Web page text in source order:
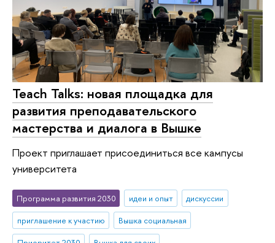
Teach Talks: новая площадка для
развития преподавательского
мастерства и диалога в Вышке
Проект приглашает присоединиться все кампусы
университета
Программа развития 2030 идеи и опыт
дискуссии
приглашение к участию
Вышка социальная